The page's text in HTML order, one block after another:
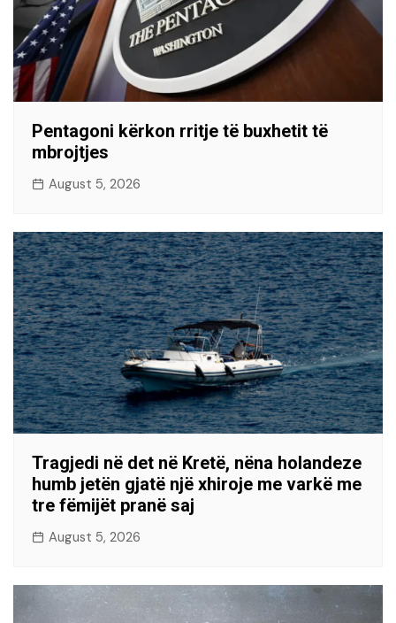
Pentagoni kërkon rritje të buxhetit të
mbrojtjes
August 5, 2026
Tragjedi në det në Kretë, nëna holandeze
humb jetën gjatë një xhiroje me varkë me
tre fëmijët pranë saj
August 5, 2026